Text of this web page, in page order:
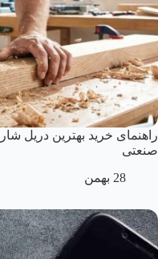
راهنمای خرید بهترین دریل
صنعتی
28 بهمن